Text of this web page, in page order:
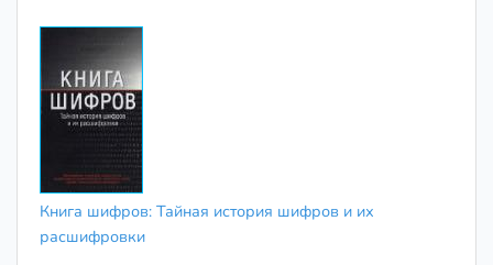
Книга шифров: Тайная история шифров и их
расшифровки